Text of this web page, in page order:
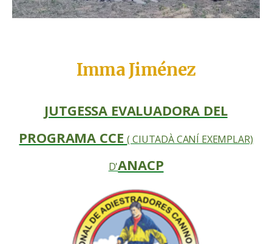
Imma Jiménez
JUTGESSA EVALUADORA DEL
PROGRAMA CCE( CIUTADÀ CANÍ EXEMPLAR)
D'ANACP